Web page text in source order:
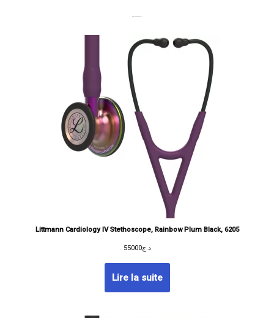
Littmann Cardiology IV Stethoscope, Rainbow Plum Black, 6205
د.ج55000
Lire la suite